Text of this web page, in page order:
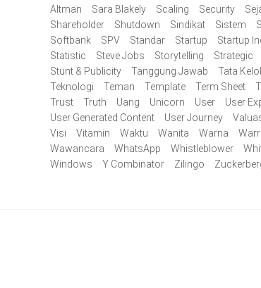
Altman
Sara Blakely Scaling Security
Shareholder
Shutdown Sindikat Sistem
Softbank
SPV Standar Startup
Startup
Statistic
Steve Jobs Storytelling Strategic
Stunt & Publicity
Tanggung Jawab Tata
Teknologi
Teman Template Term Sheet
Trust
Truth Uang Unicorn User
User
User Generated Content
User Journey
Visi
Vitamin Waktu Wanita Warna
Wawancara
WhatsApp Whistleblower
Windows
Y Combinator Zilingo